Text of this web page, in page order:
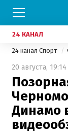
24 КАНАЛ
24 канал Спорт
20 августа, 19:14
Динамо